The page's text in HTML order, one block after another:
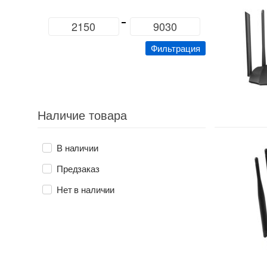
Минимальная
Максимальная
Фильтрация
Наличие товара
В наличии
Предзаказ
Нет в наличии